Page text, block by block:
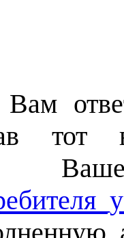
Вам
тот